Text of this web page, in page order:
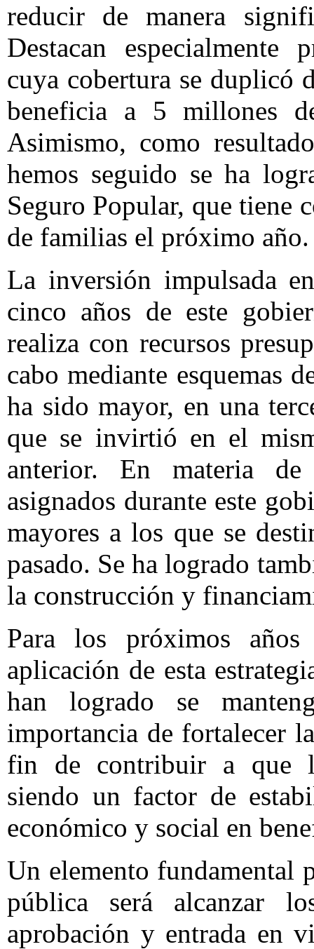
reducir de manera
Destacan especialmente
cuya cobertura se duplicó
beneficia a 5 millones
Asimismo, como
hemos seguido se ha
Seguro Popular, que tiene
de familias el próximo año.
La inversión impulsada
cinco años de este
realiza con recursos
cabo mediante esquemas
ha sido mayor, en una
que se invirtió en el
anterior. En materia
asignados durante este
mayores a los que se
pasado. Se ha logrado
la construcción y
Para los próximos
aplicación de esta
han logrado se
importancia de fortalecer
fin de contribuir a que
siendo un factor de
económico y social en
Un elemento fundamental
pública será alcanzar
aprobación y entrada en